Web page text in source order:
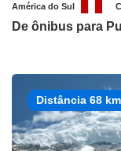
América do Sul
De ônibus para
Distância 68 km